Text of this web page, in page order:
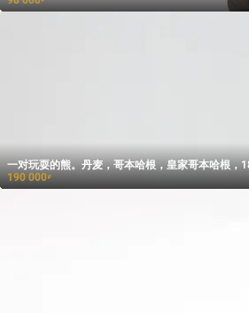
一对玩耍的熊。丹麦，哥本哈根，皇家哥本哈根，
190 000₽